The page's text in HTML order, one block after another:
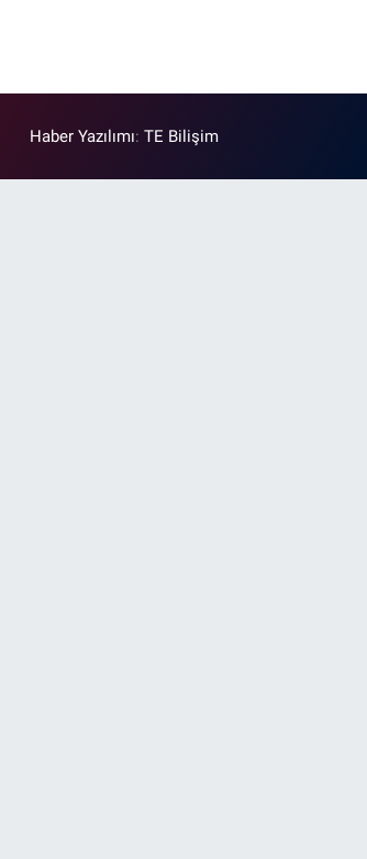
Haber Yazılımı:TE Bilişim